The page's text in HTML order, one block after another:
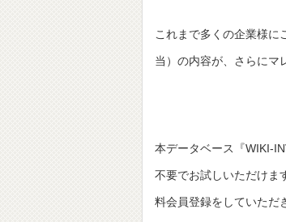
これまで多くの企業様に
当）の内容が、さらにマ
本データベース『WIKI-
不要でお試しいただけま
料会員登録をしていただ